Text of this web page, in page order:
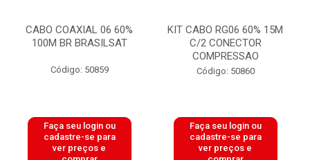
CABO COAXIAL 06 60%
100M BR BRASILSAT
Código: 50859
Faça seu login ou
cadastre-se para
ver preços e
KIT CABO RG06 60% 15M
C/2 CONECTOR
COMPRESSAO
Código: 50860
Faça seu login ou
cadastre-se para
ver preços e